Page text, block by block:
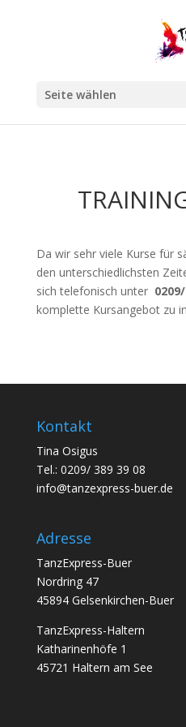
Seite wählen
Da wir sehr viele Kurse für
den unterschiedlichsten
sich telefonisch unter
komplette Kursangebot zu
Kontakt
Tina Osigus
Tel.: 0209/ 389 39 08
info@tanzexpress-buer.de
Adresse
TanzExpress-Buer
Nordring 47
45894 Gelsenkirchen-Buer
TanzExpress-Haltern
Katharinenhöfe 1
45721 Haltern am See